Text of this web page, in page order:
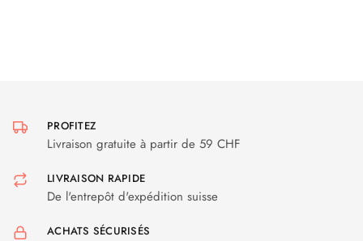
PROFITEZ
Livraison gratuite à partir de 59 CHF
LIVRAISON RAPIDE
De l'entrepôt d'expédition suisse
ACHATS SÉCURISÉS